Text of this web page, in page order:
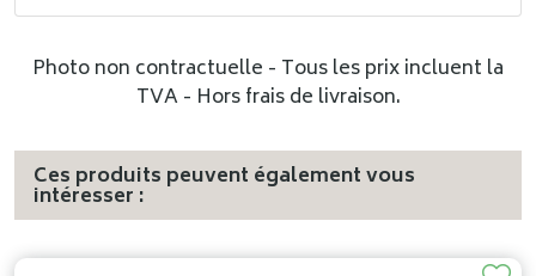
Photo non contractuelle - Tous les prix incluent la
TVA - Hors frais de livraison.
Ces produits peuvent également vous
intéresser :